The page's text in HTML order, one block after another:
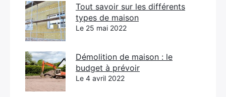
Tout savoir sur les différents
types de maison
Le 25 mai 2022
Démolition de maison : le
budget à prévoir
Le 4 avril 2022